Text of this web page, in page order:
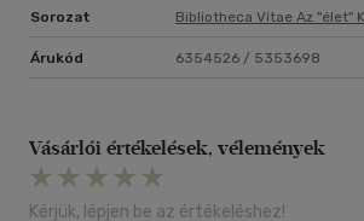
Sorozat Bibliotheca Vitae Az "élet"
Árukód 6354526 / 5353698
Vásárlói értékelések, vélemények
Kérjük, lépjen be az értékeléshez!